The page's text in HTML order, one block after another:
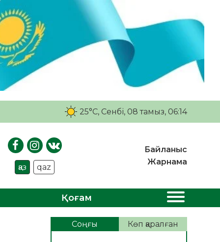
25°C, Сенбі, 08 тамыз, 06:14
қаз qaz
Байланыс
Жарнама
Қоғам
Соңғы Көп қаралған